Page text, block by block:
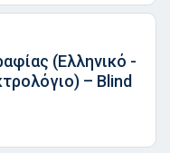
(Ελληνικό -
– Blind